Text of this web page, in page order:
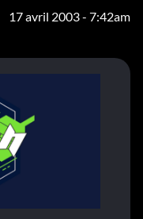
17 avril 2003 - 7:42am